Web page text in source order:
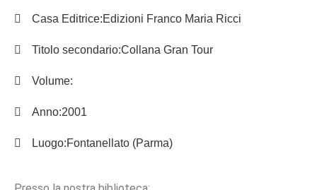
Casa Editrice:Edizioni Franco Maria Ricci
Titolo secondario:Collana Gran Tour
Volume:
Anno:2001
Luogo:Fontanellato (Parma)